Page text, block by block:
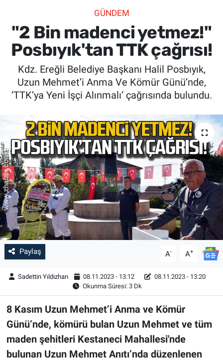
GÜNDEM
"2 Bin madenci yetmez!"
Posbıyık'tan TTK çağrısı!
Kdz. Ereğli Belediye Başkanı Halil Posbıyık,
Uzun Mehmet’i Anma Ve Kömür Günü’nde,
‘TTK’ya Yeni İşçi Alınmalı’ çağrısında bulundu.
Paylaş A- A+
Sadettin Yıldızhan 08.11.2023 - 13:12
08.11.2023 - 13:20
Okunma Süresi: 3 Dk
8 Kasım Uzun Mehmet’i Anma ve Kömür
Günü’nde, kömürü bulan Uzun Mehmet ve tüm
maden şehitleri Kestaneci Mahallesi'nde
bulunan Uzun Mehmet Anıtı’nda düzenlenen
SPOR
SAĞLIK